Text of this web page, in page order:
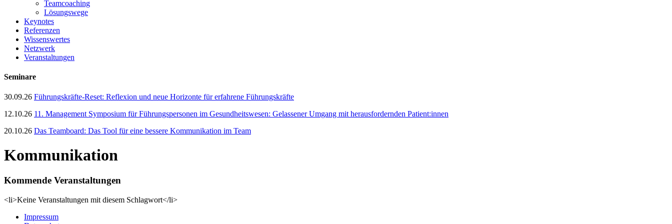
Teamcoaching
Lösungswege
Keynotes
Referenzen
Wissenswertes
Netzwerk
Veranstaltungen
Seminare
30.09.26 Führungskräfte-Reset: Reflexion und neue Horizonte für erfahrene Führungskräfte
12.10.26 11. Management Symposium für Führungspersonen im Gesundheitswesen: Gelassener Umgang mit herausfordernden Patient:innen
20.10.26 Das Teamboard: Das Tool für eine bessere Kommunikation im Team
Kommunikation
Kommende Veranstaltungen
<li>Keine Veranstaltungen mit diesem Schlagwort</li>
Impressum